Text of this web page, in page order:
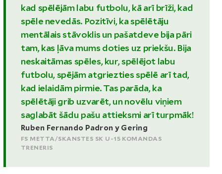
kad spēlējām labu futbolu, kā arī brīži, kad
spēle nevedās. Pozitīvi, ka spēlētāju
mentālais stāvoklis un pašatdeve bija pāri
tam, kas ļāva mums doties uz priekšu. Bija
neskaitāmas spēles, kur, spēlējot labu
futbolu, spējām atgriezties spēlē arī tad,
kad ielaidām pirmie. Tas parāda, ka
spēlētāji grib uzvarēt, un novēlu viņiem
saglabāt šādu pašu attieksmi arī turpmāk!
Ruben Fernando Padron y Gering
FS METTA/SKANSTES SK U-15 KOMANDAS
TRENERIS